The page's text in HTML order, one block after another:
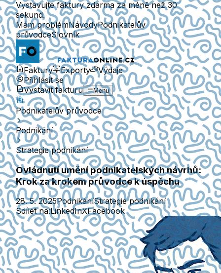
Vystavujte faktury zdarma za méně než 30
sekund.
Mám problémNávodyPodnikatelův
průvodceSlovník
Faktury Exporty
Výdaje
Přihlásit se
Vystavit fakturu
Menu
Podnikatelův průvodce
Podnikání
Strategie podnikání
Ovládnutí umění podnikatelských návrhů:
Krok za krokem průvodce k úspěchu
28. 5. 2025PodnikáníStrategie podnikání
Sdílet na:LinkedInXFacebook